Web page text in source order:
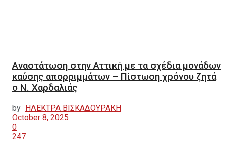
Αναστάτωση στην Αττική με τα σχέδια μονάδων
καύσης απορριμμάτων – Πίστωση χρόνου ζητά
ο Ν. Χαρδαλιάς
by ΗΛΕΚΤΡΑ ΒΙΣΚΑΔΟΥΡΑΚΗ
October 8, 2025
0
247